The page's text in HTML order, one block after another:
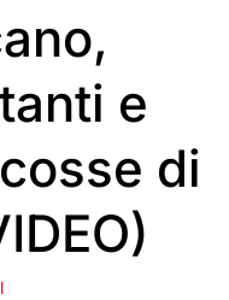
e
di